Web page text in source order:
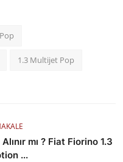
1.3 Multijet Pop
mı ? Fiat Fiorino 1.3
...